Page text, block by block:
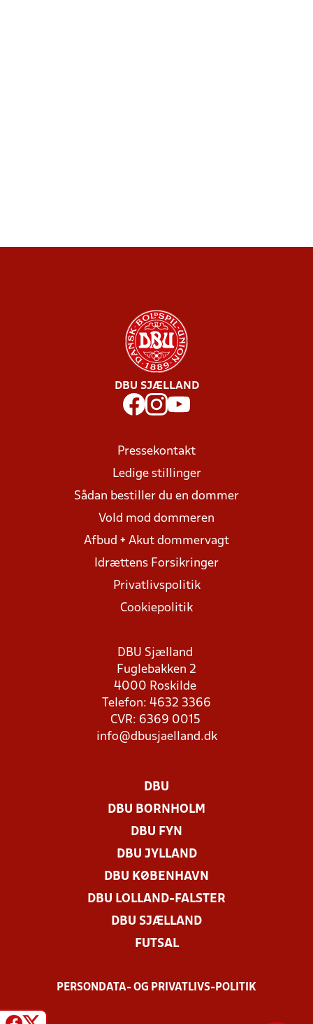
DBU SJÆLLAND
Pressekontakt
Ledige stillinger
Sådan bestiller du en dommer
Vold mod dommeren
Afbud + Akut dommervagt
Idrættens Forsikringer
Privatlivspolitik
Cookiepolitik
DBU Sjælland
Fuglebakken 2
4000 Roskilde
Telefon: 4632 3366
CVR: 6369 0015
info@dbusjaelland.dk
DBU
DBU BORNHOLM
DBU FYN
DBU JYLLAND
DBU KØBENHAVN
DBU LOLLAND-FALSTER
DBU SJÆLLAND
FUTSAL
PERSONDATA- OG PRIVATLIVS-POLITIK